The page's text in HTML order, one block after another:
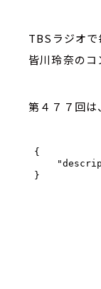
TBSラジオで
皆川玲奈のコ
第４７７回は